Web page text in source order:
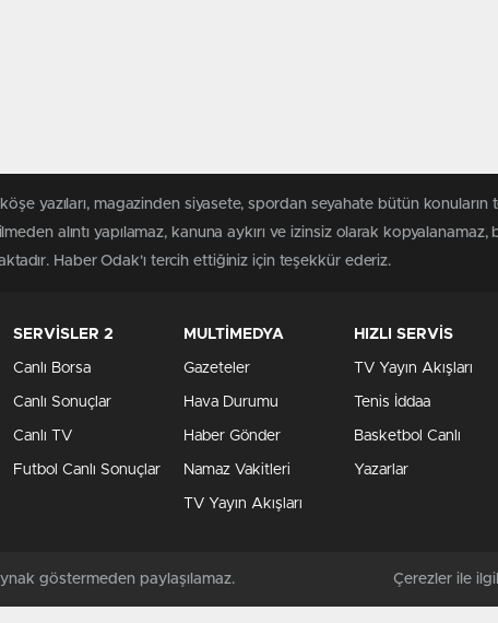
yazıları, magazinden siyasete, spordan seyahate bütün
alıntı yapılamaz, kanuna aykırı ve izinsiz olarak kopyalanamaz,
Haber Odak'ı tercih ettiğiniz için teşekkür ederiz.
SERVİSLER 2
Canlı Borsa
Canlı Sonuçlar
Canlı TV
Futbol Canlı Sonuçlar
MULTİMEDYA
Gazeteler
Hava Durumu
Haber Gönder
Namaz Vakitleri
TV Yayın Akışları
HIZLI SERVİS
TV Yayın Akışları
Tenis İddaa
Basketbol Canlı
Yazarlar
göstermeden paylaşılamaz. Çerezler ile